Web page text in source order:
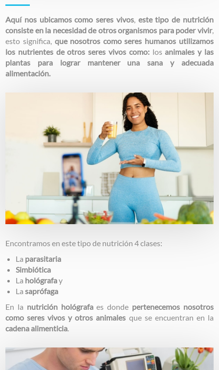
Aquí nos ubicamos como seres vivos, este tipo de nutrición
consiste en la necesidad de otros organismos para poder vivir,
esto significa, que nosotros como seres humanos utilizamos
los nutrientes de otros seres vivos como:losanimales y las
plantas
para lograr mantener una sana y adecuada
alimentación.
Encontramos en este tipo de nutrición 4 clases:
La parasitaria
Simbiótica
La hológrafay
Lasaprófaga
En la nutrición hológrafaes donde pertenecemos nosotros
como seres vivos y otros animales que se encuentran en la
cadena alimenticia.
Image